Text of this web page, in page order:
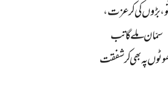
بڑوں کی کر عزت،
سمّان ملے گا تب
پہ بھی کر شفقت